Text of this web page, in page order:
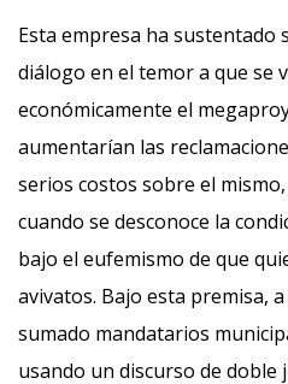
Esta empresa ha sustentado
diálogo en el temor a que se
económicamente el
aumentarían las
serios costos sobre el
cuando se desconoce la
bajo el eufemismo de que
avivatos. Bajo esta premisa,
sumado mandatarios
usando un discurso de doble